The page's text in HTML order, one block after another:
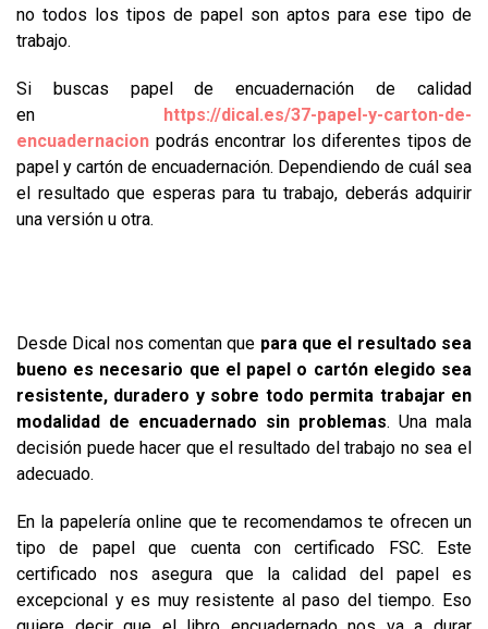
no todos los tipos de papel son aptos para ese tipo de
trabajo.
Si buscas papel de encuadernación de calidad
en https://dical.es/37-papel-y-carton-de-
encuadernacion podrás encontrar los diferentes tipos de
papel y cartón de encuadernación. Dependiendo de cuál sea
el resultado que esperas para tu trabajo, deberás adquirir
una versión u otra.
Desde Dical nos comentan que para que el resultado sea
bueno es necesario que el papel o cartón elegido sea
resistente, duradero y sobre todo permita trabajar en
modalidad de encuadernado sin problemas. Una mala
decisión puede hacer que el resultado del trabajo no sea el
adecuado.
En la papelería online que te recomendamos te ofrecen un
tipo de papel que cuenta con certificado FSC. Este
certificado nos asegura que la calidad del papel es
excepcional y es muy resistente al paso del tiempo. Eso